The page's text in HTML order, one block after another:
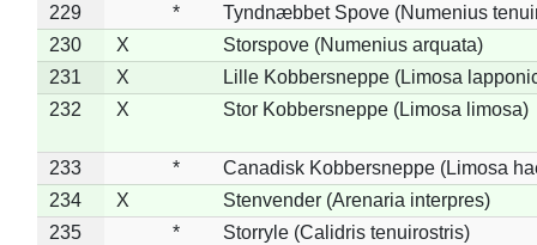
229
*
Tyndnæbbet Spove (Numenius
230
X
Storspove (Numenius arquata)
231
X
Lille Kobbersneppe (Limosa
232
X Stor Kobbersneppe (Limosa limosa)
233 *
Canadisk Kobbersneppe (Limosa
234
X
Stenvender (Arenaria interpres)
235
*
Storryle (Calidris tenuirostris)